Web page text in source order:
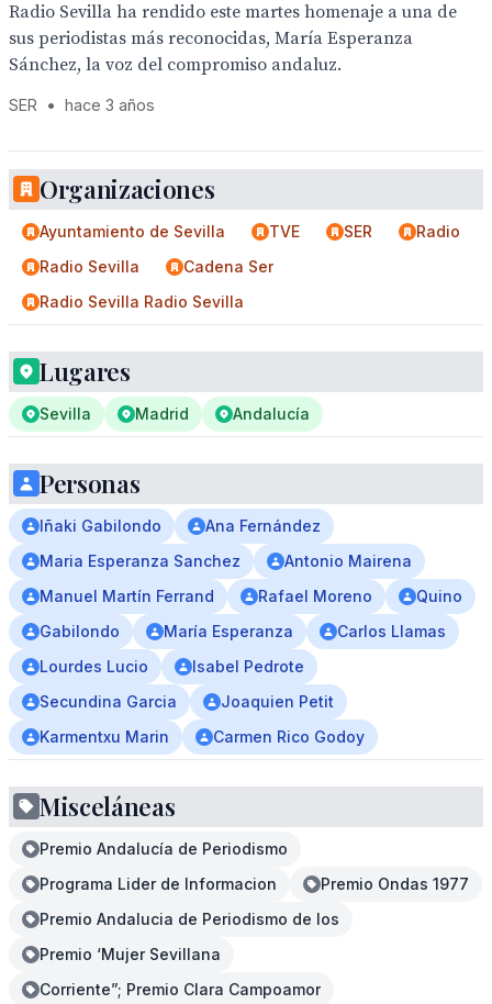
Radio Sevilla ha rendido este martes homenaje a una de
sus periodistas más reconocidas, María Esperanza
Sánchez, la voz del compromiso andaluz.
SER • hace 3 años
Organizaciones
Ayuntamiento de Sevilla TVE SER
Radio
Radio Sevilla
Cadena Ser
Radio Sevilla Radio Sevilla
Lugares
Sevilla Madrid Andalucía
Personas
Iñaki Gabilondo
Ana Fernández
Maria Esperanza Sanchez
Antonio Mairena
Manuel Martín Ferrand
Rafael Moreno
Quino
Gabilondo
María Esperanza
Carlos Llamas
Lourdes Lucio
Isabel Pedrote
Secundina Garcia
Joaquien Petit
Karmentxu Marin
Carmen Rico Godoy
Misceláneas
Premio Andalucía de Periodismo
Programa Lider de Informacion
Premio Ondas 1977
Premio Andalucia de Periodismo de los
Premio ‘Mujer Sevillana
Corriente”; Premio Clara Campoamor